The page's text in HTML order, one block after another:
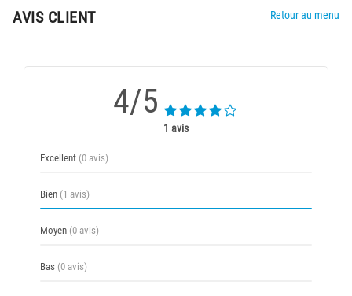
AVIS CLIENT Retour au menu
4/5
1 avis
Excellent (0 avis)
Bien (1 avis)
Moyen (0 avis)
Bas (0 avis)